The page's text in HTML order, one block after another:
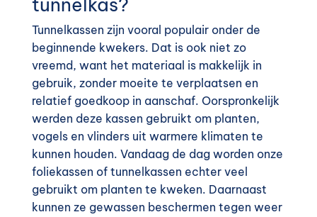
tunnelkas?
Tunnelkassen zijn vooral populair onder de
beginnende kwekers. Dat is ook niet zo
vreemd, want het materiaal is makkelijk in
gebruik, zonder moeite te verplaatsen en
relatief goedkoop in aanschaf. Oorspronkelijk
werden deze kassen gebruikt om planten,
vogels en vlinders uit warmere klimaten te
kunnen houden. Vandaag de dag worden onze
foliekassen of tunnelkassen echter veel
gebruikt om planten te kweken. Daarnaast
kunnen ze gewassen beschermen tegen weer